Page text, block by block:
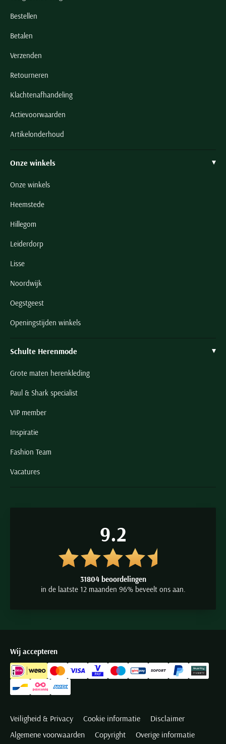
Bestellen
Betalen
Verzenden
Retourneren
Klachtenafhandeling
Actievoorwaarden
Artikelonderhoud
Onze winkels
Onze winkels
Heemstede
Hillegom
Leiderdorp
Lisse
Noordwijk
Oegstgeest
Openingstijden winkels
Schulte Herenmode
Grote maten herenkleding
Paul & Shark specialist
VIP member
Inspiratie
Fashion Team
Vacatures
9.2
31804 beoordelingen
in de laatste 12 maanden 96% beveelt ons aan.
Wij accepteren
Veiligheid & Privacy Cookie informatie
Disclaimer
Algemene voorwaarden
Copyright Overige informatie